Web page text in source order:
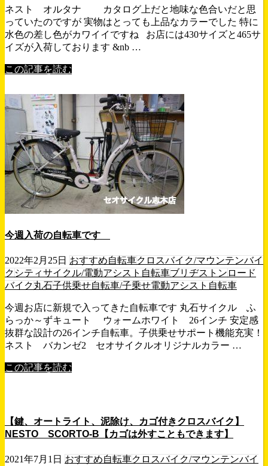
ネスト オルタナ カタログ上だと地味な色合いだと思
っていたのですが 実物はとっても上品なカラーでした 特に
水色の差し色がカワイイですね お店には430サイズと465サ
イズが入荷しております &nb …
この記事を読む
今週入荷の自転車です
2022年2月25日 おすすめ自転車クロスバイク/マウンテンバイ
ク シティサイクル/電動アシスト自転車ブリヂストン ロード
バイク丸石子供乗せ自転車/子乗せ電動アシスト自転車
今週お店に新規で入ってきた自転車です 丸石サイクル ふ
らっか～ずキュート ウォームホワイト 26インチ 安定感
抜群な設計の26インチ自転車。子供乗せサポート機能充実！
ネスト バカンゼ2 セオサイクルオリジナルカラー …
この記事を読む
【鍵、オートライト、泥除け、カゴ付きクロスバイク】
NESTO SCORTO-B【カゴは外すこともできます】
2021年7月1日 おすすめ自転車クロスバイク/マウンテンバイ